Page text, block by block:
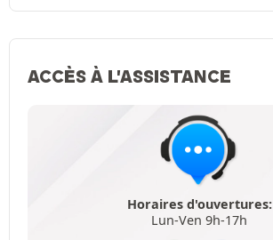
ACCÈS À L'ASSISTANCE
Horaires d'ouvertures:
Lun-Ven 9h-17h